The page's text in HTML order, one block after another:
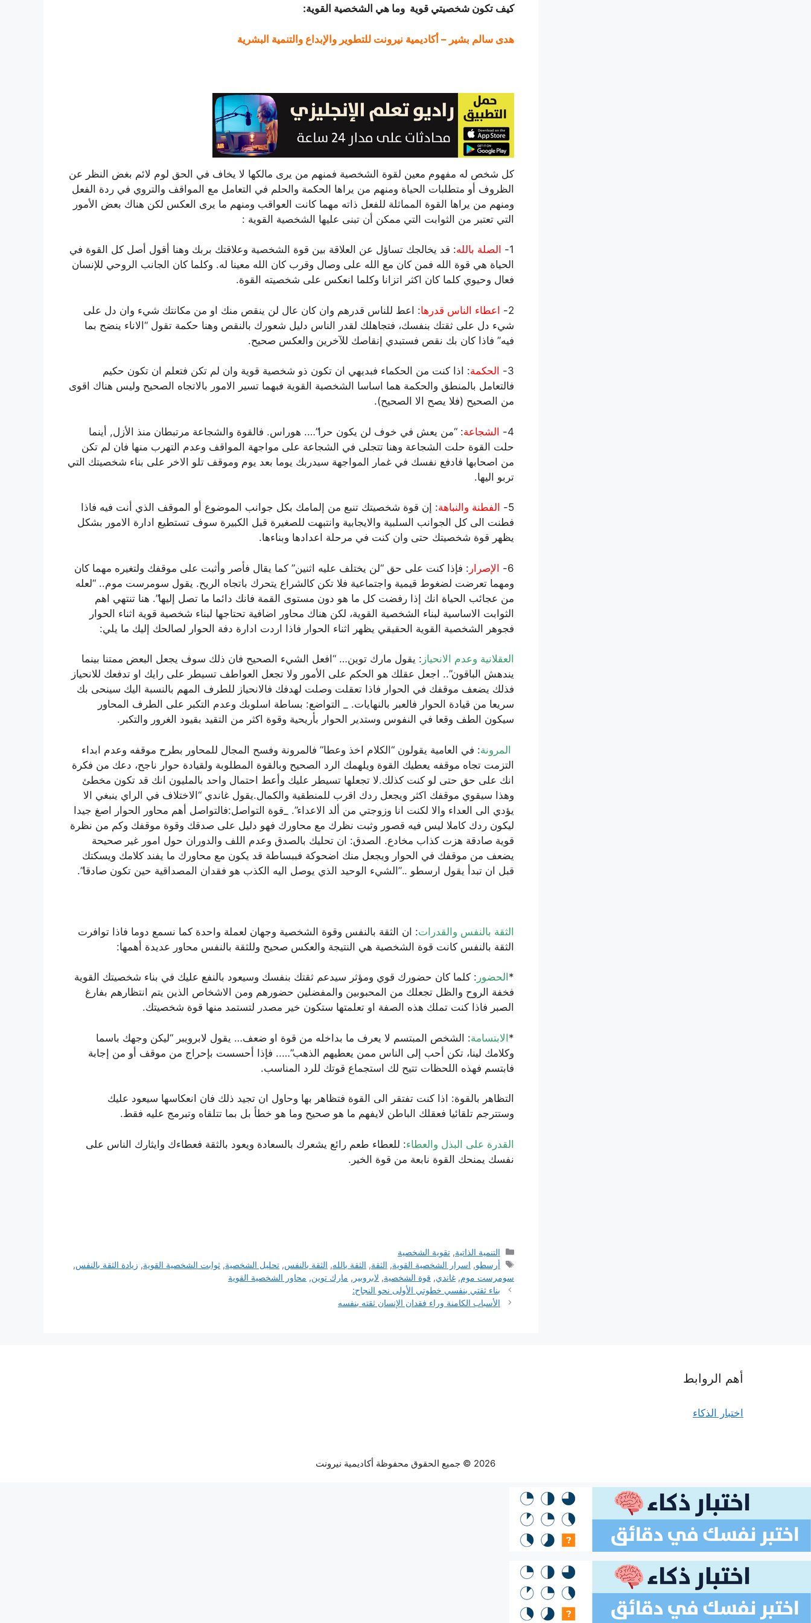
كيف تكون شخصيتي قوية وما هي الشخصية القوية:
هدى سالم بشير – أكاديمية نيرونت للتطوير والإبداع والتنمية البشرية
كل شخص له مفهوم معين لقوة الشخصية فمنهم من يرى مالكها لا يخاف في الحق لوم لائم بغض النظر عن
الظروف أو متطلبات الحياة ومنهم من يراها الحكمة والحلم في التعامل مع المواقف والتروي في ردة الفعل
ومنهم من يراها القوة المماثلة للفعل ذاته مهما كانت العواقب ومنهم ما يرى العكس لكن هناك بعض الأمور
التي تعتبر من الثوابت التي ممكن أن تبنى عليها الشخصية القوية :
1- الصلة بالله: قد يخالجك تساؤل عن العلاقة بين قوة الشخصية وعلاقتك بربك وهنا أقول أصل كل القوة في
الحياة هي قوة الله فمن كان مع الله على وصال وقرب كان الله معينا له. وكلما كان الجانب الروحي للإنسان
فعال وحيوي كلما كان اكثر اتزانا وكلما انعكس على شخصيته القوة.
2- اعطاء الناس قدرها: اعط للناس قدرهم وان كان عال لن ينقص منك او من مكانتك شيء وان دل على
شيء دل على ثقتك بنفسك، فتجاهلك لقدر الناس دليل شعورك بالنقص وهنا حكمة تقول “الاناء ينضح بما
فيه” فاذا كان بك نقص فستبدي إنقاصك للآخرين والعكس صحيح.
3- الحكمة: اذا كنت من الحكماء فبديهي ان تكون ذو شخصية قوية وان لم تكن فتعلم ان تكون حكيم
فالتعامل بالمنطق والحكمة هما اساسا الشخصية القوية فبهما تسير الامور بالاتجاه الصحيح وليس هناك اقوى
من الصحيح (فلا يصح الا الصحيح).
4- الشجاعة: “من يعش في خوف لن يكون حرا”…. هوراس. فالقوة والشجاعة مرتبطان منذ الأزل, أينما
حلت القوة حلت الشجاعة وهنا تتجلى في الشجاعة على مواجهة المواقف وعدم التهرب منها فان لم تكن
من اصحابها فادفع نفسك في غمار المواجهة سيدربك يوما بعد يوم وموقف تلو الاخر على بناء شخصيتك التي
تربو اليها.
5- الفطنة والنباهة: إن قوة شخصيتك تنبع من إلمامك بكل جوانب الموضوع أو الموقف الذي أنت فيه فاذا
فطنت الى كل الجوانب السلبية والايجابية وانتبهت للصغيرة قبل الكبيرة سوف تستطيع ادارة الامور بشكل
يظهر قوة شخصيتك حتى وان كنت في مرحلة اعدادها وبناءها.
6- الإصرار : فإذا كنت على حق “لن يختلف عليه اثنين” كما يقال فأصر وأثبت على موقفك ولتغيره مهما كان
ومهما تعرضت لضغوط قيمية واجتماعية فلا تكن كالشراع يتحرك باتجاه الريح. يقول سومرست موم.. “لعله
من عجائب الحياة انك إذا رفضت كل ما هو دون مستوى القمة فانك دائما ما تصل إليها”. هنا تنتهي اهم
الثوابت الاساسية لبناء الشخصية القوية، لكن هناك محاور اضافية تحتاجها لبناء شخصية قوية اثناء الحوار
فجوهر الشخصية القوية الحقيقي يظهر اثناء الحوار فاذا اردت ادارة دفة الحوار لصالحك إليك ما يلي:
العقلانية وعدم الانحياز : يقول مارك توين… “افعل الشيء الصحيح فان ذلك سوف يجعل البعض ممتنا بينما
يندهش الباقون”.. اجعل عقلك هو الحكم على الأمور ولا تجعل العواطف تسيطر على رايك او تدفعك للانحياز
فذلك يضعف موقفك في الحوار فاذا تعقلت وصلت لهدفك فالانحياز للطرف المهم بالنسبة اليك سينحى بك
سريعا من قيادة الحوار فالعبر بالنهايات. _ التواضع: بساطة اسلوبك وعدم التكبر على الطرف المحاور
سيكون الطف وقعا في النفوس وستدير الحوار بأريحية وقوة اكثر من التقيد بقيود الغرور والتكبر.
المرونة: في العامية يقولون “الكلام اخذ وعطا” فالمرونة وفسح المجال للمحاور بطرح موقفه وعدم ابداء
التزمت تجاه موقفه يعطيك القوة ويلهمك الرد الصحيح وبالقوة المطلوبة ولقيادة حوار ناجح، دعك من فكرة
انك على حق حتى لو كنت كذلك.لا تجعلها تسيطر عليك وأعط احتمال واحد بالمليون انك قد تكون مخطئ
وهذا سيقوي موقفك اكثر ويجعل ردك اقرب للمنطقية والكمال.يقول غاندي “الاختلاف في الراي ينبغي الا
يؤدي الى العداء والا لكنت انا وزوجتي من ألد الاعداء”. _قوة التواصل:فالتواصل أهم محاور الحوار اصغ جيدا
ليكون ردك كاملا ليس فيه قصور وثبت نظرك مع محاورك فهو دليل على صدقك وقوة موقفك وكم من نظرة
قوية صادقة هزت كذاب مخادع. الصدق: ان تحليك بالصدق وعدم اللف والدوران حول امور غير صحيحة
يضعف من موقفك في الحوار ويجعل منك اضحوكة فببساطة قد يكون مع محاورك ما يفند كلامك ويسكتك
قبل ان تبدأ يقول ارسطو ..”الشيء الوحيد الذي يوصل اليه الكذب هو فقدان المصداقية حين تكون صادقا”.
الثقة بالنفس والقدرات: ان الثقة بالنفس وقوة الشخصية وجهان لعملة واحدة كما نسمع دوما فاذا توافرت
الثقة بالنفس كانت قوة الشخصية هي النتيجة والعكس صحيح وللثقة بالنفس محاور عديدة أهمها:
* الحضور : كلما كان حضورك قوي ومؤثر سيدعم ثقتك بنفسك وسيعود بالنفع عليك في بناء شخصيتك القوية
فخفة الروح والظل تجعلك من المحبوبين والمفضلين حضورهم ومن الاشخاص الذين يتم انتظارهم بفارغ
الصبر فاذا كنت تملك هذه الصفة او تعلمتها ستكون خير مصدر لتستمد منها قوة شخصيتك.
*الابتسامة: الشخص المبتسم لا يعرف ما بداخله من قوة او ضعف… يقول لابرويبر “ليكن وجهك باسما
وكلامك لينا، تكن أحب إلى الناس ممن يعطيهم الذهب”….. فإذا أحسست بإحراج من موقف أو من إجابة
فابتسم فهذه اللحظات تتيح لك استجماع قوتك للرد المناسب.
التظاهر بالقوة: اذا كنت تفتقر الى القوة فتظاهر بها وحاول ان تجيد ذلك فان انعكاسها سيعود عليك
وستترجم تلقائيا فعقلك الباطن لايفهم ما هو صحيح وما هو خطأ بل بما تتلقاه وتبرمج عليه فقط.
القدرة على البذل والعطاء: للعطاء طعم رائع يشعرك بالسعادة ويعود بالثقة فعطاءك وايثارك الناس على
نفسك يمنحك القوة نابعة من قوة الخير.
التصنيفات
التنمية الذاتية,تقوية الشخصية
الوسوم
أرسطو, اسرار الشخصية القوية, الثقة, الثقة بالله, الثقة بالنفس,تحليل الشخصية,ثوابت الشخصية القوية, زيادة الثقة بالنفس,
سومرست موم, غاندي, قوة الشخصية, لابروبير , مارك توين, محاور الشخصية القوية
بناء ثقتي بنفسي خطوتي الأولى نحو النجاح:
الأسباب الكامنة وراء فقدان الإنسان ثقته بنفسه
أهم الروابط
اختبار الذكاء
2026 © جميع الحقوق محفوظة أكاديمية نيرونت